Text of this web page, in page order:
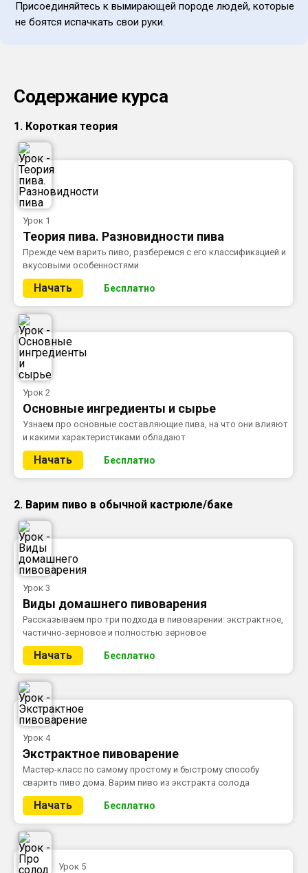
Присоединяйтесь к вымирающей породе людей, которые
не боятся испачкать свои руки.
Содержание курса
1. Короткая теория
Урок 1
Теория пива. Разновидности пива
Прежде чем варить пиво, разберемся с его классификацией и
вкусовыми особенностями
Начать Бесплатно
Урок 2
Основные ингредиенты и сырье
Узнаем про основные составляющие пива, на что они влияют
и какими характеристиками обладают
Начать Бесплатно
2. Варим пиво в обычной кастрюле/баке
Урок 3
Виды домашнего пивоварения
Рассказываем про три подхода в пивоварении: экстрактное,
частично-зерновое и полностью зерновое
Начать Бесплатно
Урок 4
Экстрактное пивоварение
Мастер-класс по самому простому и быстрому способу
сварить пиво дома. Варим пиво из экстракта солода
Начать Бесплатно
Урок 5